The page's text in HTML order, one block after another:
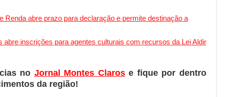
Renda abre prazo para declaração e permite destinação a
abre inscrições para agentes culturais com recursos da Lei Aldir
no Jornal Montes Clarose fique por dentro
da região!